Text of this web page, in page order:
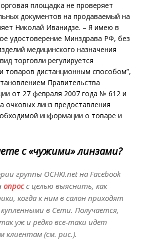
площадка не проверяет
документов на продаваемый на
Николай Иванидзе. – Я имею в
удостоверение Минздрава РФ, без
медицинского назначения
торговли регулируется
товаров дистанционным способом”,
Правительства
от 27 февраля 2007 года № 612 и
очковых линз предоставления
информации о товаре и
с «чужими» линзами?
группы OCHKI.net на Facebook
опросc целью выяснить, как
когда к ним в салон приходят
в Сети. Получается,
уж и редко все-таки идет
клиентам (см. рис.).